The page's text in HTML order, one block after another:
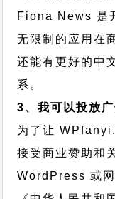
Fiona News 是
无限制的应用在
还能有更好的中
系。
3、我可以投放广
为了让
接受商业赞助和
WordPress 或